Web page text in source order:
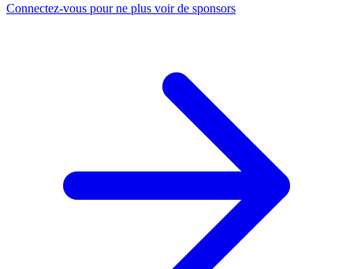
Connectez-vous pour ne plus voir de sponsors